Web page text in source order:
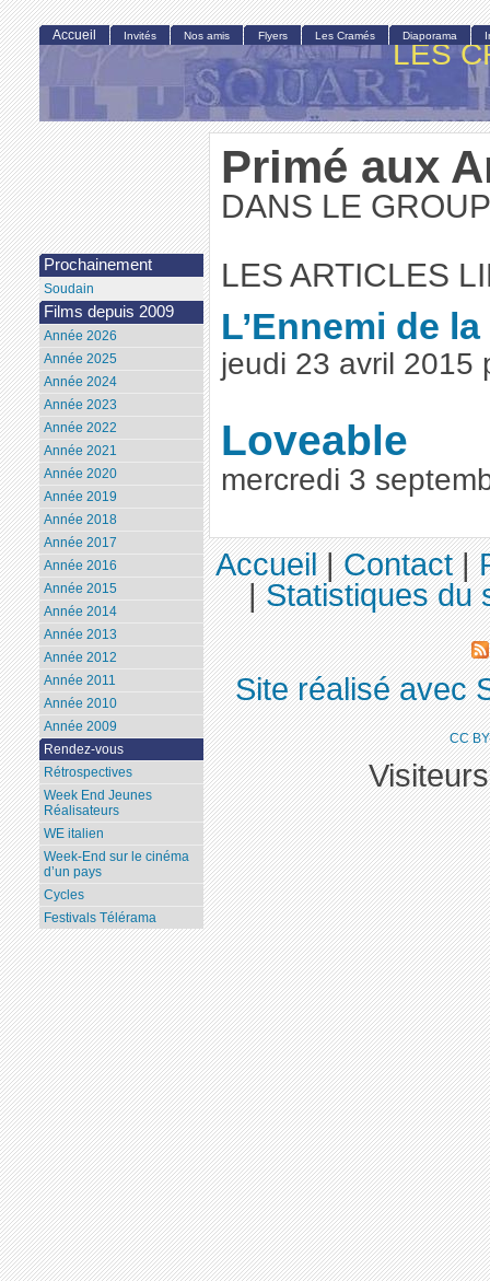
LES
Primé aux
DANS LE
LES ARTICLES
L’Ennemi de
jeudi 23 avril 2015
Loveable
mercredi 3
Accueil Invités Nos amis Flyers Les Cramés Diaporama
Prochainement
Soudain
Films depuis 2009
Année 2026
Année 2025
Année 2024
Année 2023
Année 2022
Année 2021
Année 2020
Année 2019
Année 2018
Année 2017
Année 2016
Année 2015
Année 2014
Année 2013
Année 2012
Année 2011
Année 2010
Année 2009
Rendez-vous
Rétrospectives
Week End Jeunes
Réalisateurs
WE italien
Week-End sur le cinéma
d’un pays
Cycles
Festivals Télérama
Accueil|Contact|
|Statistiques du
Site réalisé avec
CC